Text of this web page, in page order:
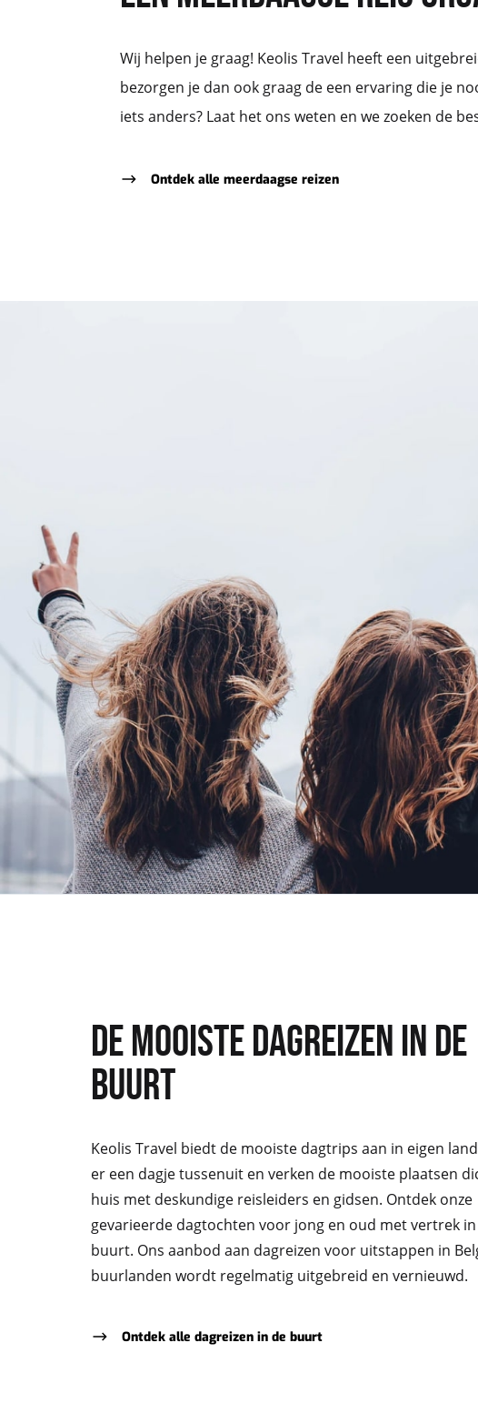
Wij helpen je graag! Keolis Travel heeft een
bezorgen je dan ook graag de een ervaring die je
iets anders? Laat het ons weten en we zoeken de
Ontdek alle meerdaagse reizen
DE MOOISTE DAGREIZEN IN DE
BUURT
Keolis Travel biedt de mooiste dagtrips aan in eigen
er een dagje tussenuit en verken de mooiste plaatsen
huis met deskundige reisleiders en gidsen. Ontdek onze
gevarieerde dagtochten voor jong en oud met vertrek
buurt. Ons aanbod aan dagreizen voor uitstappen in
buurlanden wordt regelmatig uitgebreid en vernieuwd.
Ontdek alle dagreizen in de buurt